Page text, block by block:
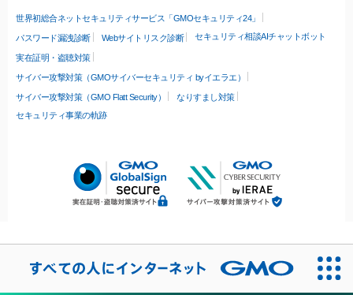
世界初総合ネットセキュリティサービス「GMOセキュリティ24」
パスワード漏洩診断 Webサイトリスク診断 セキュリティ相談AIチャットボット
実在証明・盗聴対策
サイバー攻撃対策（GMOサイバーセキュリティ byイエラエ）
サイバー攻撃対策（GMO Flatt Security）
なりすまし対策
セキュリティ事業の軌跡